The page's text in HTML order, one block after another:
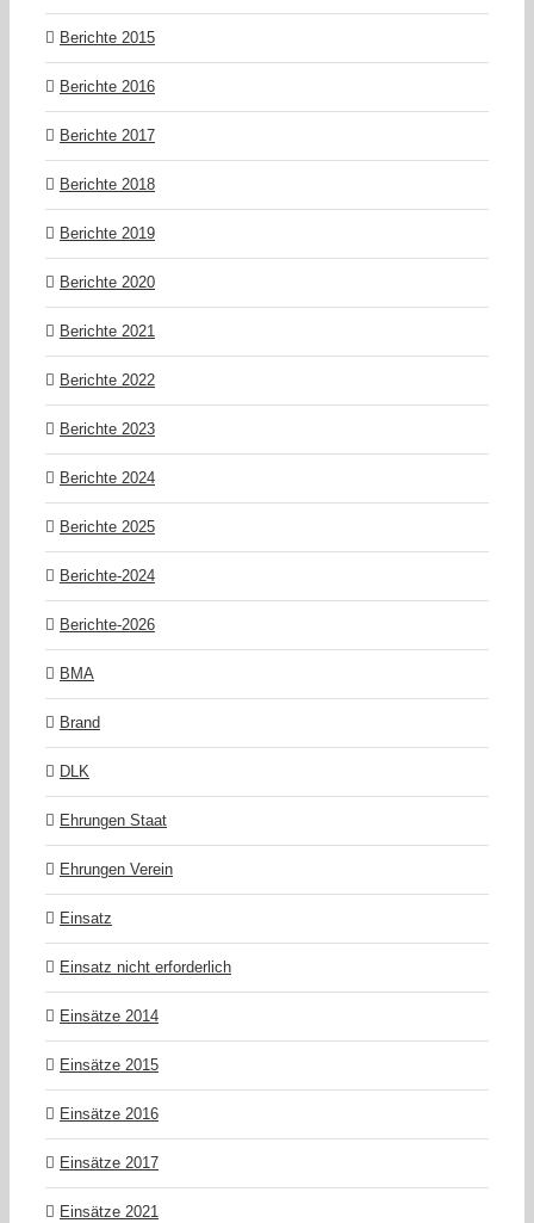
Berichte 2015
Berichte 2016
Berichte 2017
Berichte 2018
Berichte 2019
Berichte 2020
Berichte 2021
Berichte 2022
Berichte 2023
Berichte 2024
Berichte 2025
Berichte-2024
Berichte-2026
BMA
Brand
DLK
Ehrungen Staat
Ehrungen Verein
Einsatz
Einsatz nicht erforderlich
Einsätze 2014
Einsätze 2015
Einsätze 2016
Einsätze 2017
Einsätze 2021